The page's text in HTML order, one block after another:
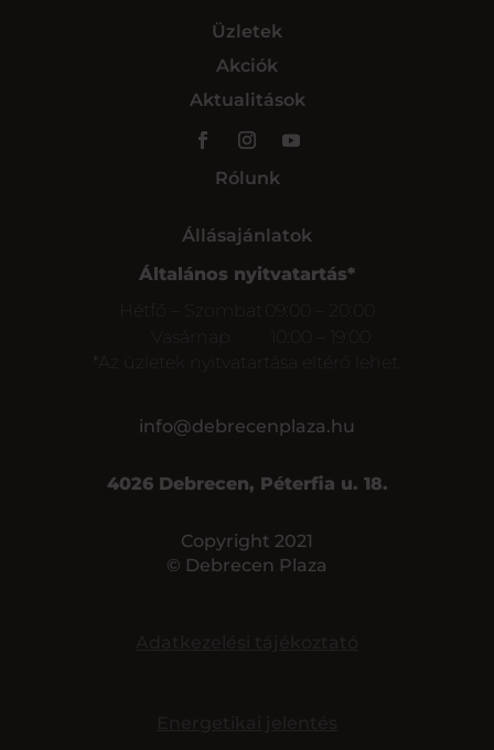
Üzletek
Akciók
Aktualitások
Rólunk
Állásajánlatok
Általános nyitvatartás*
Hétfő – Szombat
09:00 – 20:00
Vasárnap
*Az üzletek nyitvatartása eltérő lehet.
info@debrecenplaza.hu
4026 Debrecen, Péterfia u. 18.
Copyright 2021
© Debrecen Plaza